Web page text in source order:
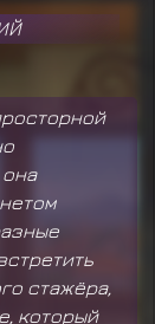
стажёра,
который